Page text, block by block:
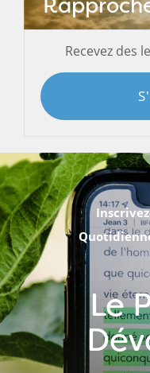
Recevez des
Le